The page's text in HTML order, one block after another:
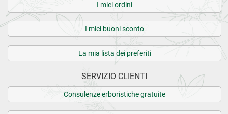
I miei ordini
I miei buoni sconto
La mia lista dei preferiti
SERVIZIO CLIENTI
Consulenze erboristiche gratuite